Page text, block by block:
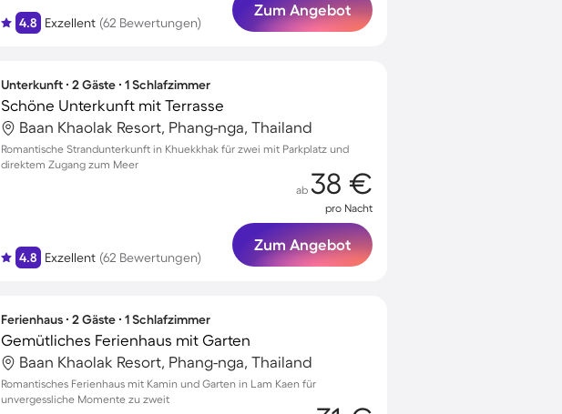
4.8 Exzellent (62 Bewertungen)
Zum Angebot
Unterkunft ∙ 2 Gäste ∙ 1 Schlafzimmer
Schöne Unterkunft mit Terrasse
Baan Khaolak Resort, Phang-nga, Thailand
Romantische Strandunterkunft in Khuekkhak für zwei mit Parkplatz und
direktem Zugang zum Meer
4.8 Exzellent (62 Bewertungen)
ab 38 €
pro Nacht
Zum Angebot
Ferienhaus ∙ 2 Gäste ∙ 1 Schlafzimmer
Gemütliches Ferienhaus mit Garten
Baan Khaolak Resort, Phang-nga, Thailand
Romantisches Ferienhaus mit Kamin und Garten in Lam Kaen für
unvergessliche Momente zu zweit